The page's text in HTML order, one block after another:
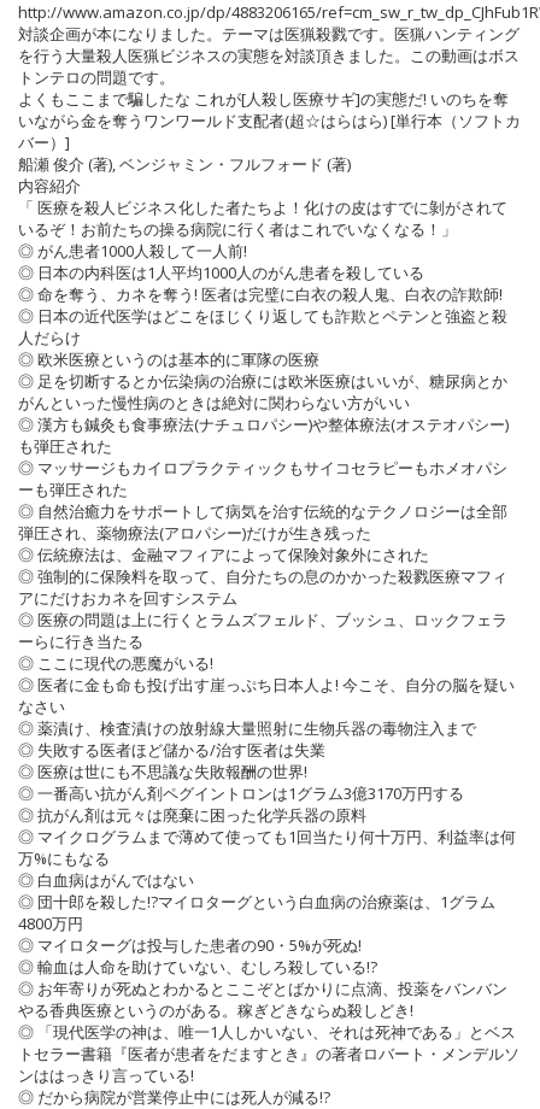
http://www.amazon.co.jp/dp/4883206165/
対談企画が本になりました。テーマは医猟殺戮です。医猟ハンティング
を行う大量殺人医猟ビジネスの実態を対談頂きました。この動画はボス
トンテロの問題です。
よくもここまで騙したな これが[人殺し医療サギ]の実態だ! いのちを奪
いながら金を奪うワンワールド支配者(超☆はらはら) [単行本（ソフトカ
バー）]
船瀬 俊介 (著), ベンジャミン・フルフォード (著)
内容紹介
「 医療を殺人ビジネス化した者たちよ！化けの皮はすでに剝がされて
いるぞ！お前たちの操る病院に行く者はこれでいなくなる！」
◎ がん患者1000人殺して一人前!
◎ 日本の内科医は1人平均1000人のがん患者を殺している
◎ 命を奪う、カネを奪う! 医者は完璧に白衣の殺人鬼、白衣の詐欺師!
◎ 日本の近代医学はどこをほじくり返しても詐欺とペテンと強盗と殺
人だらけ
◎ 欧米医療というのは基本的に軍隊の医療
◎ 足を切断するとか伝染病の治療には欧米医療はいいが、糖尿病とか
がんといった慢性病のときは絶対に関わらない方がいい
◎ 漢方も鍼灸も食事療法(ナチュロパシー)や整体療法(オステオパシー)
も弾圧された
◎ マッサージもカイロプラクティックもサイコセラピーもホメオパシ
ーも弾圧された
◎ 自然治癒力をサポートして病気を治す伝統的なテクノロジーは全部
弾圧され、薬物療法(アロパシー)だけが生き残った
◎ 伝統療法は、金融マフィアによって保険対象外にされた
◎ 強制的に保険料を取って、自分たちの息のかかった殺戮医療マフィ
アにだけおカネを回すシステム
◎ 医療の問題は上に行くとラムズフェルド、ブッシュ、ロックフェラ
ーらに行き当たる
◎ ここに現代の悪魔がいる!
◎ 医者に金も命も投げ出す崖っぷち日本人よ! 今こそ、自分の脳を疑い
なさい
◎ 薬漬け、検査漬けの放射線大量照射に生物兵器の毒物注入まで
◎ 失敗する医者ほど儲かる/治す医者は失業
◎ 医療は世にも不思議な失敗報酬の世界!
◎ 一番高い抗がん剤ペグイントロンは1グラム3億3170万円する
◎ 抗がん剤は元々は廃棄に困った化学兵器の原料
◎ マイクログラムまで薄めて使っても1回当たり何十万円、利益率は何
万%にもなる
◎ 白血病はがんではない
◎ 団十郎を殺した!?マイロターグという白血病の治療薬は、1グラム
4800万円
◎ マイロターグは投与した患者の90・5%が死ぬ!
◎ 輸血は人命を助けていない、むしろ殺している!?
◎ お年寄りが死ぬとわかるとここぞとばかりに点滴、投薬をバンバン
やる香典医療というのがある。稼ぎどきならぬ殺しどき!
◎ 「現代医学の神は、唯一1人しかいない、それは死神である」とベス
トセラー書籍『医者が患者をだますとき』の著者ロバート・メンデルソ
ンははっきり言っている!
◎ だから病院が営業停止中には死人が減る!?